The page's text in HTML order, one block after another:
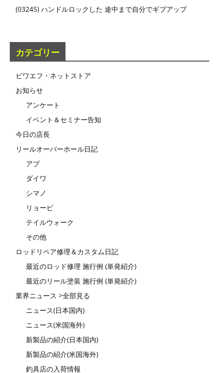
(03245) ハンドルロックした 途中まで自分でギブアップ
カテゴリー
ビワエフ・ネットストア
お知らせ
アンケート
イベント＆セミナー告知
今日の店長
リールオーバーホール日記
アブ
ダイワ
シマノ
リョービ
テイルウォーク
その他
ロッドリペア修理＆カスタム日記
最近のロッド修理 施行例 (単発紹介)
最近のリール塗装 施行例 (単発紹介)
業界ニュース >全部見る
ニュース(日本国内)
ニュース(米国海外)
新製品の紹介(日本国内)
新製品の紹介(米国海外)
釣具店の入荷情報